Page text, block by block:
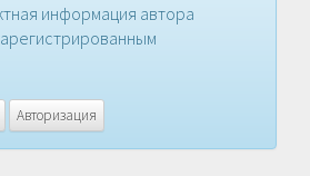
информация автора
Авторизация